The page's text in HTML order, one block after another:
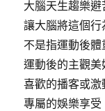
大腦天生趨樂
讓大腦將這個
不是指運動後
運動後的主觀
喜歡的播客或
專屬的娛樂享受